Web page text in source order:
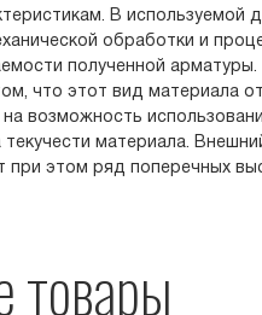
В
обработки и
полученной
что этот вид материала
возможность
материала.
этом ряд поперечных
товары